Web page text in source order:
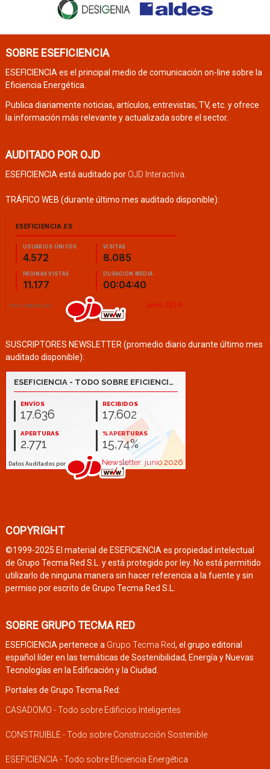
SOBRE ESEFICIENCIA
ESEFICIENCIA es el principal medio de comunicación on-line sobre la
Eficiencia Energética.
Publica diariamente noticias, artículos, entrevistas, TV, etc. y ofrece
la información más relevante y actualizada sobre el sector.
AUDITADO POR OJD
ESEFICIENCIA está auditado por OJD Interactiva
TRÁFICO WEB (durante último mes auditado disponible):
SUSCRIPTORES NEWSLETTER (promedio diario durante último mes
auditado disponible):
COPYRIGHT
©1999-2025 El material de ESEFICIENCIA es propiedad intelectual
de Grupo Tecma Red S.L. y está protegido por ley. No está permitido
utilizarlo de ninguna manera sin hacer referencia a la fuente y sin
permiso por escrito de Grupo Tecma Red S.L.
SOBRE GRUPO TECMA RED
ESEFICIENCIA pertenece a Grupo Tecma Red, el grupo editorial
español líder en las temáticas de Sostenibilidad, Energía y Nuevas
Tecnologías en la Edificación y la Ciudad.
Portales de Grupo Tecma Red:
CASADOMO - Todo sobre Edificios Inteligentes
CONSTRUIBLE - Todo sobre Construcción Sostenible
ESEFICIENCIA - Todo sobre Eficiencia Energética